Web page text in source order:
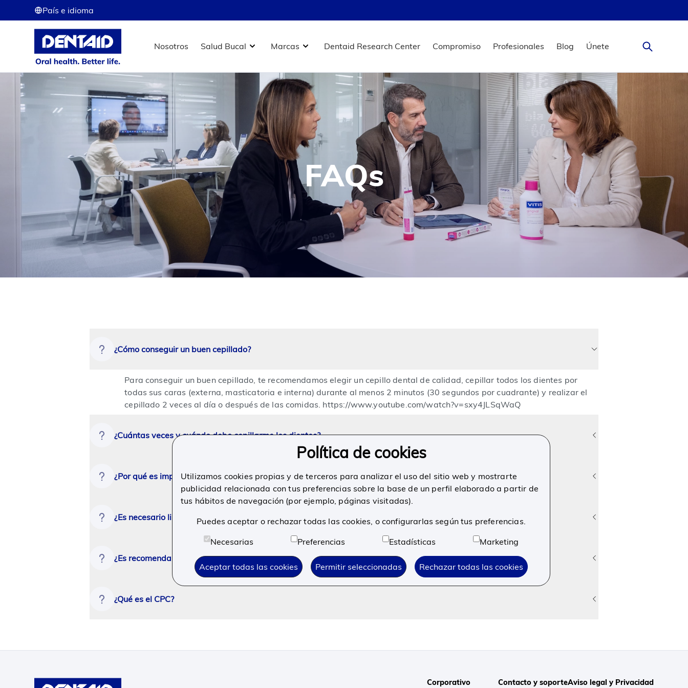
País e idioma
Nosotros Salud Bucal Marcas Dentaid Research Center Compromiso Profesionales Blog Únete
FAQs
¿Cómo conseguir un buen cepillado?
Para conseguir un buen cepillado, te recomendamos elegir un cepillo dental de calidad, cepillar todos los dientes por
todas sus caras (externa, masticatoria e interna) durante al menos 2 minutos (30 segundos por cuadrante) y realizar el
cepillado 2 veces al día o después de las comidas. https://www.youtube.com/watch?v=sxy4JLSqWaQ
¿Cuántas veces y cuándo debo cepillarme los dientes?
¿Por qué es importante limpiar la lengua?
¿Es necesario limpiar entre los dientes?
¿Es recomendable usar colutorios?
¿Qué es el CPC?
Corporativo Contacto y soporteAviso legal y Privacidad
Política de cookies
Utilizamos cookies propias y de terceros para analizar el uso del sitio web y mostrarte
publicidad relacionada con tus preferencias sobre la base de un perfil elaborado a partir de
tus hábitos de navegación (por ejemplo, páginas visitadas).
Puedes aceptar o rechazar todas las cookies, o configurarlas según tus preferencias.
Necesarias
Preferencias Estadísticas Marketing
Aceptar todas las cookies Permitir seleccionadas Rechazar todas las cookies